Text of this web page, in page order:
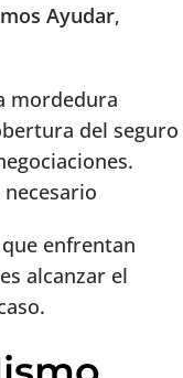
Ayudar,
mordedura
del seguro
enfrentan
alcanzar el